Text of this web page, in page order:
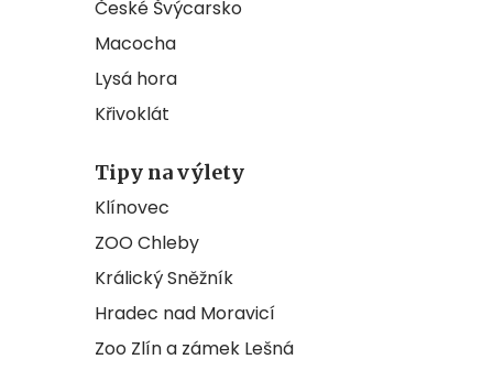
České Švýcarsko
Macocha
Lysá hora
Křivoklát
Tipy na výlety
Klínovec
ZOO Chleby
Králický Sněžník
Hradec nad Moravicí
Zoo Zlín a zámek Lešná